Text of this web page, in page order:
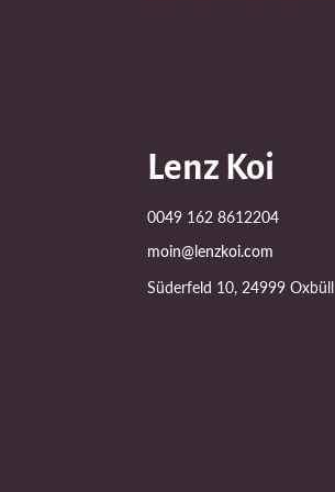
Lenz Koi
0049 162 8612204
moin@lenzkoi.com
Süderfeld 10, 24999 Oxbüll